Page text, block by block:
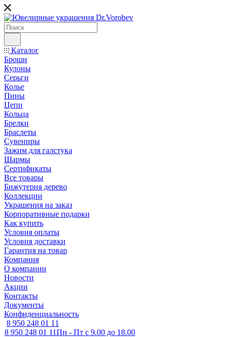
Каталог
Броши
Кулоны
Серьги
Колье
Пины
Цепи
Кольца
Брелки
Браслеты
Сувениры
Зажим для галстука
Шармы
Сертификаты
Все товары
Бижутерия дерево
Коллекции
Украшения на заказ
Корпоративные подарки
Как купить
Условия оплаты
Условия доставки
Гарантия на товар
Компания
О компании
Новости
Акции
Контакты
Документы
Конфиденциальность
8 950 248 01 11
8 950 248 01 11Пн - Пт с 9.00 до 18.00